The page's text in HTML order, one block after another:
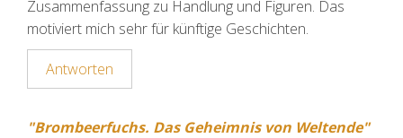
Zusammenfassung zu Handlung und Figuren. Das
motiviert mich sehr für künftige Geschichten.
Antworten
"Brombeerfuchs. Das Geheimnis von Weltende"